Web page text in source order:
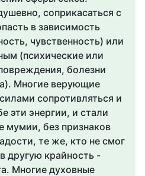
соприкасаться с
в зависимость
чувственность) или
(психические или
болезни
Многие верующие
сопротивляться и
эти энергии, и стали
мумии, без признаков
те же, кто не смог
другую крайность -
Многие духовные